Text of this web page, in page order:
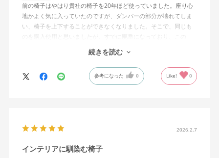
前の椅子はやはり貴社の椅子を20年ほど使っていました。座り心
地かよく気に入っていたのですが、ダンパーの部分が壊れてしま
い、椅子を上下することができなくなりました。そこで、同じも
のを購入使用と思いましたが、すでに廃番になっており、この
MonEtを購入しました。やや固めの椅子ですが、使っているうち
になじんでくるのではと思っています。フローリング床で使って
いますが、ややキャスターがよく動きすぎるのが難点でしょう
か。
続きを読む
参考になった 0 Like! 0
2026.2.7
インテリアに馴染む椅子